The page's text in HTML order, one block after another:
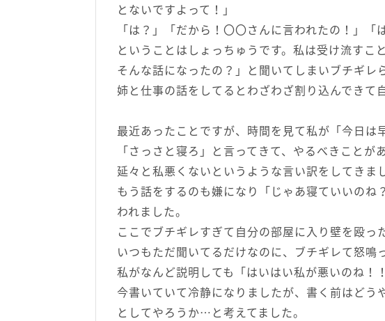
とないですよって！」
「は？」「だから！〇〇さんに言われたの！」「
ということはしょっちゅうです。私は受け流すこ
そんな話になったの？」と聞いてしまいブチギレ
姉と仕事の話をしてるとわざわざ割り込んできて
最近あったことですが、時間を見て私が「今日
「さっさと寝ろ」と言ってきて、やるべきこと
延々と私悪くないというような言い訳をしてきま
もう話をするのも嫌になり「じゃあ寝ていいの
われました。
ここでブチギレすぎて自分の部屋に入り壁を殴っ
いつもただ聞いてるだけなのに、ブチギレて怒鳴
私がなんど説明しても「はいはい私が悪いのね！
今書いていて冷静になりましたが、書く前はどう
としてやろうか…と考えてました。